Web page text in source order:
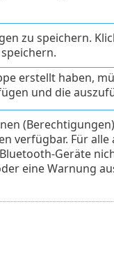
zu speichern.
erstellt haben,
und die
verfügbar. Für
Geräte
eine Warnung